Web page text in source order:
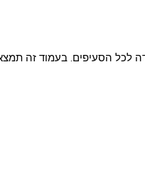
לכל הסעיפים. בעמוד זה